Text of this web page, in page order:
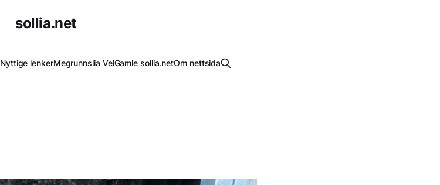
sollia.net
Nyttige lenkerMegrunnslia VelGamle sollia.netOm nettsida